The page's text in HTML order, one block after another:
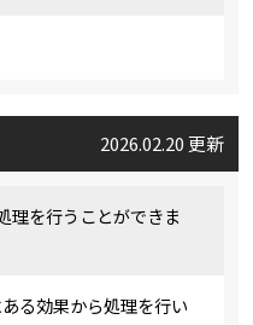
2026.02.20 更新
理を行うことができま
る効果から処理を行い